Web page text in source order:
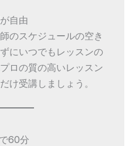
自由
のスケジュールの空き
にいつでもレッスンの
ロの質の高いレッスン
け受講しましょう。
60分